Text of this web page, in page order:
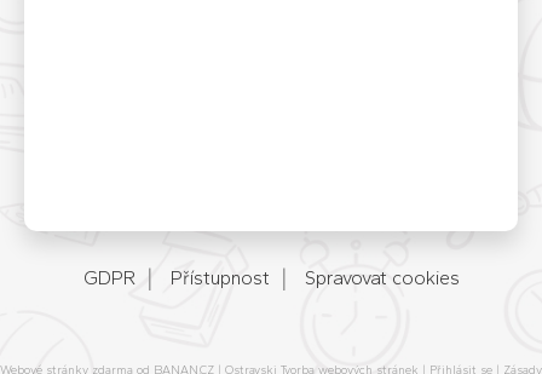
GDPR Přístupnost Spravovat cookies
Webové stránky zdarma od BANAN.CZ | Ostravski Tvorba webových stránek | Přihlásit se | Zásady